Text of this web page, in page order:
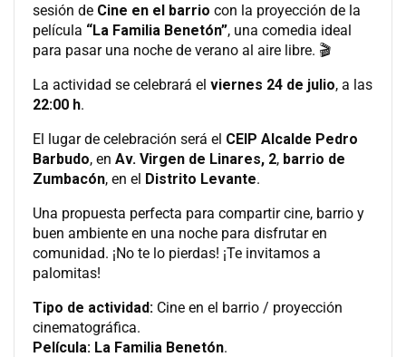
sesión de Cine en el barrio con la proyección de la
película “La Familia Benetón”, una comedia ideal
para pasar una noche de verano al aire libre. 🎬
La actividad se celebrará el viernes 24 de julio, a las
22:00 h.
El lugar de celebración será el CEIP Alcalde Pedro
Barbudo, en Av. Virgen de Linares, 2, barrio de
Zumbacón, en el Distrito Levante.
Una propuesta perfecta para compartir cine, barrio y
buen ambiente en una noche para disfrutar en
comunidad. ¡No te lo pierdas! ¡Te invitamos a
palomitas!
Tipo de actividad: Cine en el barrio / proyección
cinematográfica.
Película: La Familia Benetón.